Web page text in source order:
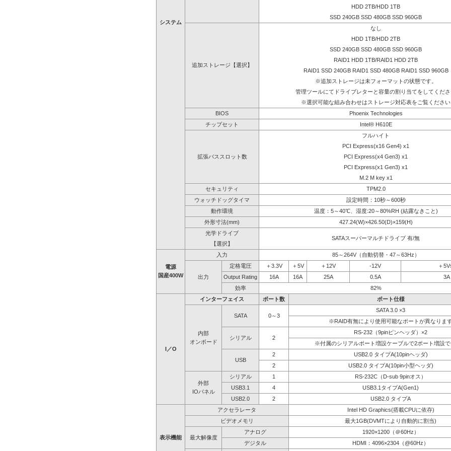
システム
HDD 2TB/HDD 1TB
SSD 240GB SSD 480GB SSD 960GB
追加ストレージ【選択】
なし
HDD 1TB/HDD 2TB
SSD 240GB SSD 480GB SSD 960GB
RAID1 HDD 1TB/RAID1 HDD 2TB
RAID1 SSD 240GB RAID1 SSD 480GB RAID1 SSD 960GB
※追加ストレージは未フォーマットの状態です。
管理ツールにてドライブレターと容量の割り当てをしてくだ
※選択可能な組み合わせはストレージ対応表をご覧ください
BIOS
Phoenix Technologies
チップセット
Intel® H610E
拡張バススロット数
フルハイト
PCI Express(x16 Gen4) x1
PCI Express(x4 Gen3) x1
PCI Express(x1 Gen3) x1
M.2 M key x1
セキュリティ
TPM2.0
ウォッチドッグタイマ
設定時間：10秒～600秒
動作環境
温度：5～40℃、湿度:20～80%RH (結露なきこと)
外形寸法(mm)
427.24(W)×426.50(D)×159(H)
光学ドライブ
SATAスーパーマルチドライブ 有/無
【選択】
電源
国産400W
入力 85～264V（自動切替・47～63Hz）
出力
定格電圧 ＋3.3V ＋5V ＋12V -12V
＋
Output Rating
16A 16A 25A 0.5A
3A
効率
82%
I／O
インターフェイス ポート数 ポート仕様
内部
オンボード
SATA 0～3
SATA 3.0 ×3
※RAID有無により使用可能なポートが異なりま
シリアル 2
RS-232（9pinピンヘッダ）×2
※付属のシリアルポート増設ケーブルで2ポート増設
USB
2
USB2.0 タイプA(10pinヘッダ)
2
USB2.0 タイプA(10pin小型ヘッダ)
外部
IOパネル
シリアル 1
RS-232C（D-sub 9pinオス）
USB3.1
4
USB3.1タイプA(Gen1)
USB2.0
2 USB2.0 タイプA
表示機能
アクセラレータ
Intel HD Graphics(搭載CPUに依存)
ビデオメモリ
最大1GB(DVMTにより自動的に割当)
最大解像度
アナログ
1920×1200（＠60Hz）
デジタル
HDMI：4096×2304（@60Hz）